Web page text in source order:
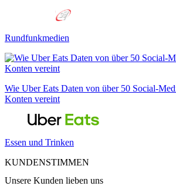
Rundfunkmedien
Wie Uber Eats Daten von über 50 Social-
Konten vereint
Essen und Trinken
KUNDENSTIMMEN
Unsere Kunden lieben uns